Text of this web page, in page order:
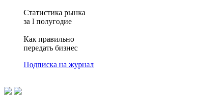
Статистика рынка
за I полугодие
Как правильно
передать бизнес
Подписка на журнал